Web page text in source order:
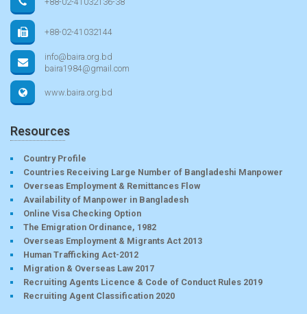
+88-02-41032144
info@baira.org.bd
baira1984@gmail.com
www.baira.org.bd
Resources
Country Profile
Countries Receiving Large Number of Bangladeshi Manpower
Overseas Employment & Remittances Flow
Availability of Manpower in Bangladesh
Online Visa Checking Option
The Emigration Ordinance, 1982
Overseas Employment & Migrants Act 2013
Human Trafficking Act-2012
Migration & Overseas Law 2017
Recruiting Agents Licence & Code of Conduct Rules 2019
Recruiting Agent Classification 2020